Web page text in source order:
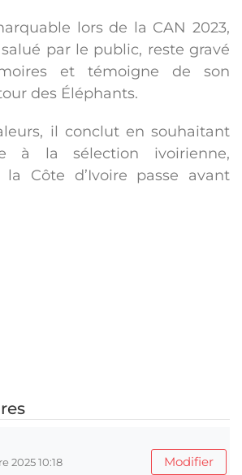
lors de la CAN 2023,
par le public, reste gravé
et témoigne de son
des Éléphants.
il conclut en souhaitant
à la sélection ivoirienne,
Côte d’Ivoire passe avant
2025 10:18
Modifier